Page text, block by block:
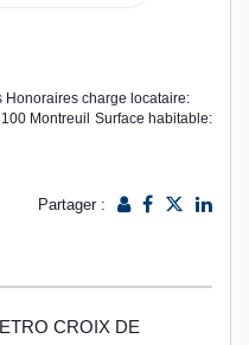
Honoraires charge locataire:
Montreuil Surface habitable:
Partager :
CROIX DE